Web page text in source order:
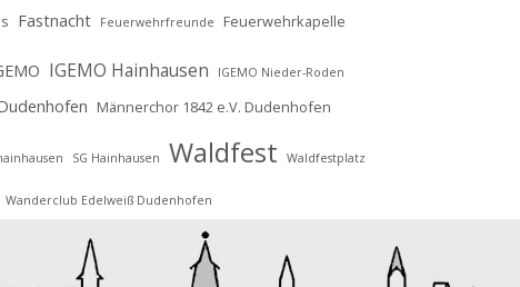
Fastnacht Feuerwehrfreunde Feuerwehrkapelle
IGEMO Hainhausen IGEMO Nieder-Roden
Männerchor 1842 e.V. Dudenhofen
SG Hainhausen Waldfest Waldfestplatz
Wanderclub Edelweiß Dudenhofen